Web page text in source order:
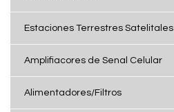
Estaciones Terrestres Satelitales
Amplifiacores de Senal Celular
Alimentadores/Filtros